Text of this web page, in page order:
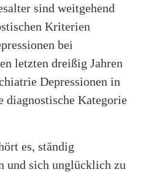
sind weitgehend
Kriterien
bei
letzten dreißig Jahren
Depressionen in
Kategorie
es, ständig
und sich unglücklich zu